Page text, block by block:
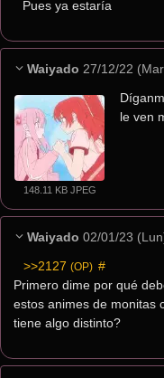
Pues ya estaría
Waiyado 27/12/22
148.11 KB JPEG
le ven
Waiyado 02/01/23
>>2127 (OP) #
Primero dime por qué
estos animes de monitas
tiene algo distinto?